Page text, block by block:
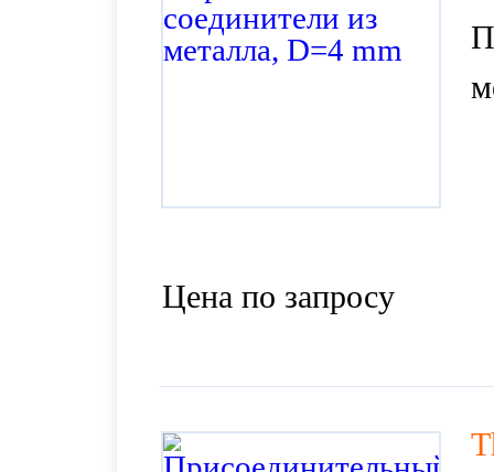
Цена по запросу